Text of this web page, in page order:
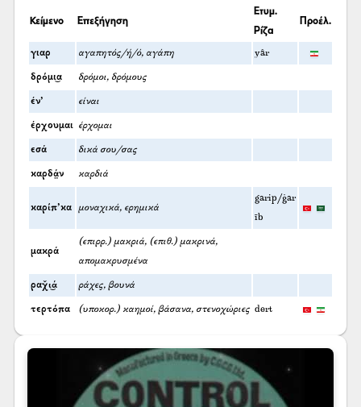
Κείμενο Επεξήγηση
Ετυμ.
Ρίζα
Προέλ.
γιαρ αγαπητός/ή/ό, αγάπη yâr
δρόμι͜α δρόμοι, δρόμους
έν’ είναι
έρχουμαι έρχομαι
εσά δικά σου/σας
καρδά̤ν καρδιά
καρίπ’κα μοναχικά, ερημικά
garip/ġar
īb
μακρά
(επιρρ.) μακριά, (επιθ.) μακρινά,
απομακρυσμένα
ραχ̌ι͜ά ράχες, βουνά
τερτόπα (υποκορ.) καημοί, βάσανα, στενοχώριες dert